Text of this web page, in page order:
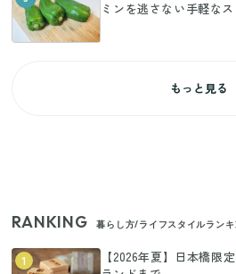
ミンを逃さない手軽な
もっと見る
RANKING 暮らし方/ライフスタイルラン
1
【2026年夏】日本橋限